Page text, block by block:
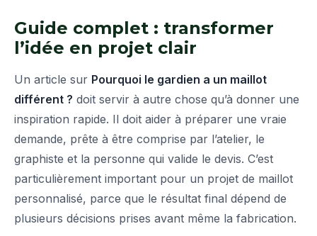
Guide complet : transformer
l’idée en projet clair
Un article sur Pourquoi le gardien a un maillot
différent ? doit servir à autre chose qu’à donner une
inspiration rapide. Il doit aider à préparer une vraie
demande, prête à être comprise par l’atelier, le
graphiste et la personne qui valide le devis. C’est
particulièrement important pour un projet de maillot
personnalisé, parce que le résultat final dépend de
plusieurs décisions prises avant même la fabrication.